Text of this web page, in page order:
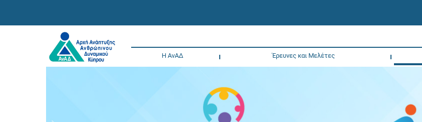
Η ΑνΑΔ Έρευνες και Μελέτες